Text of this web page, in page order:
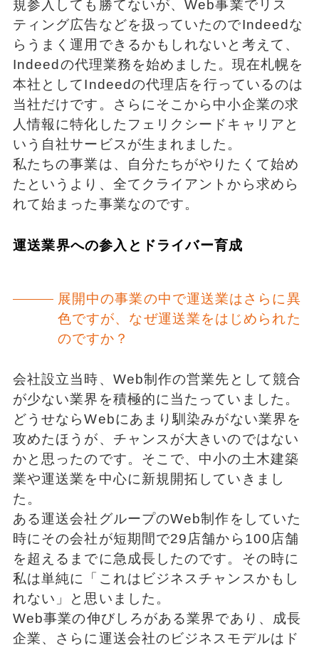
規参入しても勝てないが、Web事業でリス
ティング広告などを扱っていたのでIndeedな
らうまく運用できるかもしれないと考えて、
Indeedの代理業務を始めました。現在札幌を
本社としてIndeedの代理店を行っているのは
当社だけです。さらにそこから中小企業の求
人情報に特化したフェリクシードキャリアと
いう自社サービスが生まれました。
私たちの事業は、自分たちがやりたくて始め
たというより、全てクライアントから求めら
れて始まった事業なのです。
運送業界への参入とドライバー育成
展開中の事業の中で運送業はさらに異
色ですが、なぜ運送業をはじめられた
のですか？
会社設立当時、Web制作の営業先として競合
が少ない業界を積極的に当たっていました。
どうせならWebにあまり馴染みがない業界を
攻めたほうが、チャンスが大きいのではない
かと思ったのです。そこで、中小の土木建築
業や運送業を中心に新規開拓していきまし
た。
ある運送会社グループのWeb制作をしていた
時にその会社が短期間で29店舗から100店舗
を超えるまでに急成長したのです。その時に
私は単純に「これはビジネスチャンスかもし
れない」と思いました。
Web事業の伸びしろがある業界であり、成長
企業、さらに運送会社のビジネスモデルはド